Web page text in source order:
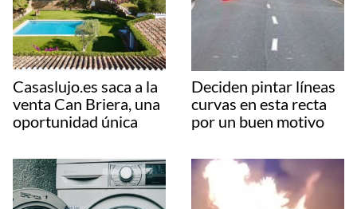
Casaslujo.es saca a la
venta Can Briera, una
oportunidad única
Deciden pintar líneas
curvas en esta recta
por un buen motivo